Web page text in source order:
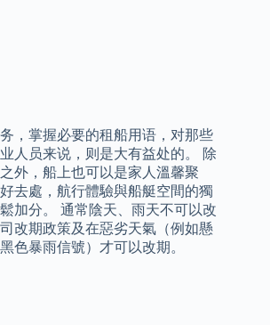
，掌握必要的租船用语，对那些
人员来说，则是大有益处的。 除
外，船上也可以是家人溫馨聚
去處，航行體驗與船艇空間的獨
加分。 通常陰天、雨天不可以改
改期政策及在惡劣天氣（例如懸
色暴雨信號）才可以改期。